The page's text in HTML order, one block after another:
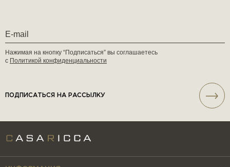
Нажимая на кнопку “Подписаться” вы соглашаетесь
с Политикой конфиденциальности
ПОДПИСАТЬСЯ НА РАССЫЛКУ